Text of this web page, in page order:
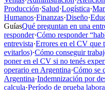
Producción·Salud·Logística·
Humanos·Finanzas·Diseño·
GuíasQué preguntan en una
responder·Cómo responder
entrevista·Errores en el CV que
evitarlos)·Cómo conseguir
poner en el CV si no tenés
operario en Argentina·Cómo se
Argentina·Indemnización por
calcula·Período de prueba